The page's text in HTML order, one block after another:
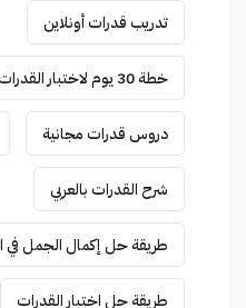
تدريب قدرات أونلاين
خطة 30 يوم لاختبار القدرات
دروس قدرات مجانية
شرح القدرات بالعربي
طريقة حل إكمال الجمل في
طريقة حل اختبار القدرات